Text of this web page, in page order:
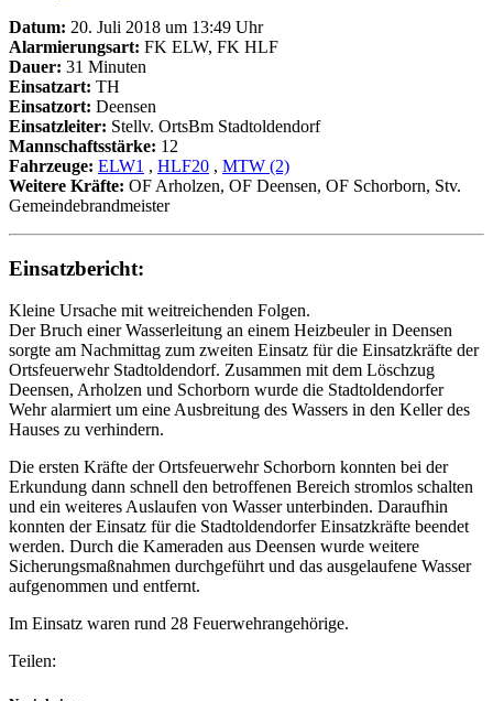
Datum: 20. Juli 2018 um 13:49 Uhr
Alarmierungsart: FK ELW, FK HLF
Dauer: 31 Minuten
Einsatzart: TH
Einsatzort: Deensen
Einsatzleiter: Stellv. OrtsBm Stadtoldendorf
Mannschaftsstärke: 12
Fahrzeuge: ELW1 , HLF20 , MTW (2)
Weitere Kräfte: OF Arholzen, OF Deensen, OF Schorborn, Stv.
Gemeindebrandmeister
Einsatzbericht:
Kleine Ursache mit weitreichenden Folgen.
Der Bruch einer Wasserleitung an einem Heizbeuler in Deensen
sorgte am Nachmittag zum zweiten Einsatz für die Einsatzkräfte der
Ortsfeuerwehr Stadtoldendorf. Zusammen mit dem Löschzug
Deensen, Arholzen und Schorborn wurde die Stadtoldendorfer
Wehr alarmiert um eine Ausbreitung des Wassers in den Keller des
Hauses zu verhindern.
Die ersten Kräfte der Ortsfeuerwehr Schorborn konnten bei der
Erkundung dann schnell den betroffenen Bereich stromlos schalten
und ein weiteres Auslaufen von Wasser unterbinden. Daraufhin
konnten der Einsatz für die Stadtoldendorfer Einsatzkräfte beendet
werden. Durch die Kameraden aus Deensen wurde weitere
Sicherungsmaßnahmen durchgeführt und das ausgelaufene Wasser
aufgenommen und entfernt.
Im Einsatz waren rund 28 Feuerwehrangehörige.
Teilen: